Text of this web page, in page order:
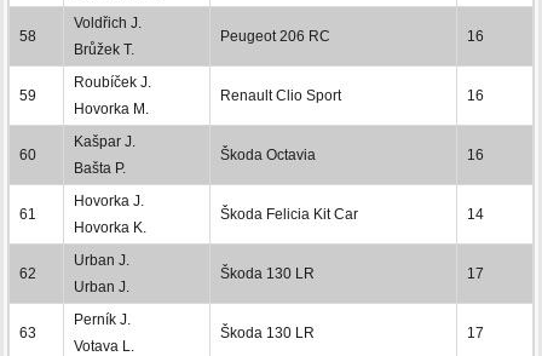
58
Voldřich J.
Brůžek T.
Peugeot 206 RC 16
59
Roubíček J.
Hovorka M.
Renault Clio Sport 16
60
Kašpar J.
Bašta P.
Škoda Octavia 16
61
Hovorka J.
Hovorka K.
Škoda Felicia Kit Car 14
62
Urban J.
Urban J.
Škoda 130 LR 17
63
Perník J.
Votava L.
Škoda 130 LR 17